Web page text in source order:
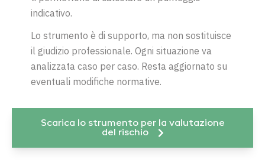
indicativo.
Lo strumento è di supporto, ma non sostituisce
il giudizio professionale. Ogni situazione va
analizzata caso per caso. Resta aggiornato su
eventuali modifiche normative.
Scarica lo strumento per la valutazione
del rischio